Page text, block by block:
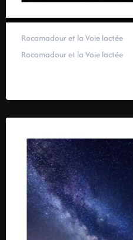
Rocamadour et la Voie lactée
Rocamadour et la Voie lactée